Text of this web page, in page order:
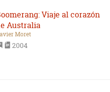
Viaje al corazón
Australia
Moret
2004